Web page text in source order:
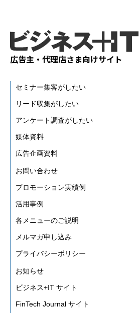
広告主・代理店さま向けサイト
セミナー集客がしたい
リード収集がしたい
アンケート調査がしたい
媒体資料
広告企画資料
お問い合わせ
プロモーション実績例
活用事例
各メニューのご説明
メルマガ申し込み
プライバシーポリシー
お知らせ
ビジネス+IT サイト
FinTech Journal サイト